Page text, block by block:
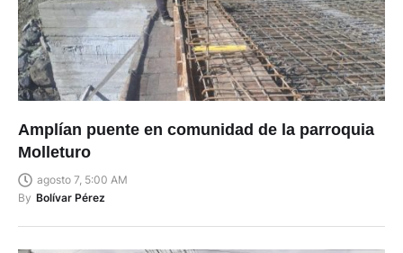
Amplían puente en comunidad de la parroquia
Molleturo
agosto 7, 5:00 AM
By Bolívar Pérez